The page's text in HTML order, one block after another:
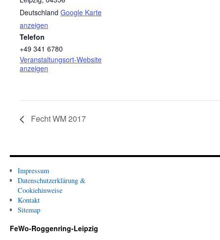
Deutschland Google Karte
anzeigen
Telefon
+49 341 6780
Veranstaltungsort-Website
anzeigen
Fecht WM 2017
Impressum
Datenschutzerklärung &
Cookiehinweise
Kontakt
Sitemap
FeWo-Roggenring-Leipzig